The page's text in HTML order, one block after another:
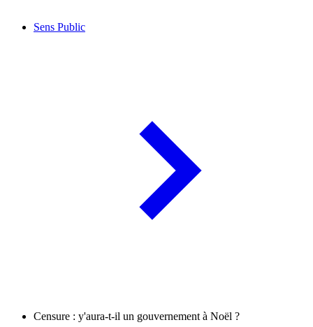
Sens Public
Censure : y'aura-t-il un gouvernement à Noël ?